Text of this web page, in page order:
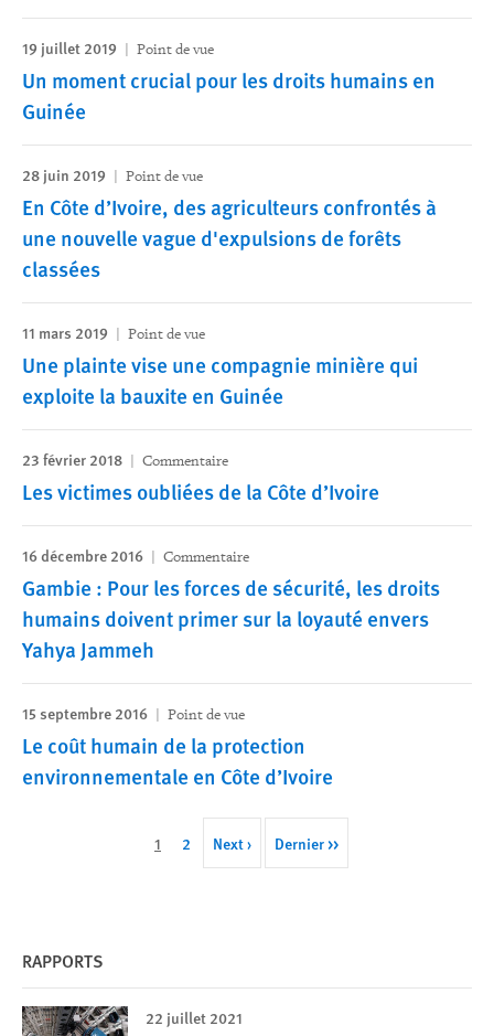
19 juillet 2019 Point de vue
Un moment crucial pour les droits humains en
Guinée
28 juin 2019 Point de vue
En Côte d’Ivoire, des agriculteurs confrontés à
une nouvelle vague d'expulsions de forêts
classées
11 mars 2019 Point de vue
Une plainte vise une compagnie minière qui
exploite la bauxite en Guinée
23 février 2018 Commentaire
Les victimes oubliées de la Côte d’Ivoire
16 décembre 2016 Commentaire
Gambie : Pour les forces de sécurité, les droits
humains doivent primer sur la loyauté envers
Yahya Jammeh
15 septembre 2016 Point de vue
Le coût humain de la protection
environnementale en Côte d’Ivoire
Cette
1 Page
2
Next
page
Next ›
Last
page
Dernier >>
RAPPORTS
22 juillet 2021